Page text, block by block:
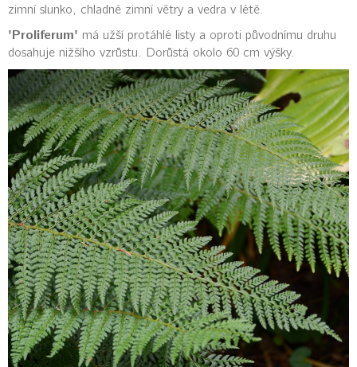
zimní slunko, chladné zimní větry a vedra v létě.
'Proliferum' má užší protáhlé listy a oproti původnímu druhu
dosahuje nižšího vzrůstu. Dorůstá okolo 60 cm výšky.